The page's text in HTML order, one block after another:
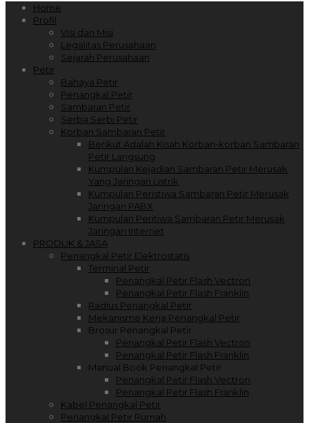
Home
Profil
Visi dan Misi
Legalitas Perusahaan
Sejarah Perusahaan
Petir
Bahaya Petir
Penangkal Petir
Sambaran Petir
Serba Serbi Petir
Korban Sambaran Petir
Berikut Adalah Kisah Korban-korban Sambaran
Petir Langsung
Kumpulan Kejadian Sambaran Petir Merusak
Yang Jaringan Listrik
Kumpulan Peristiwa Sambaran Petir Merusak
Jaringan PABX
Kumpulan Peritiwa Sambaran Petir Merusak
Jaringan Internet
PRODUK & JASA
Penangkal Petir Elektrostatis
Terminal Petir
Penangkal Petir Flash Vectron
Penangkal Petir Flash Franklin
Radius Penangkal Petir
Mekanisme Kerja Penangkal Petir
Brosur Penangkal Petir
Penangkal Petir Flash Vectron
Penangkal Petir Flash Franklin
Manual Book Penangkal Petir
Penangkal Petir Flash Vectron
Penangkal Petir Flash Franklin
Kabel Penangkal Petir
Penangkal Petir Rumah